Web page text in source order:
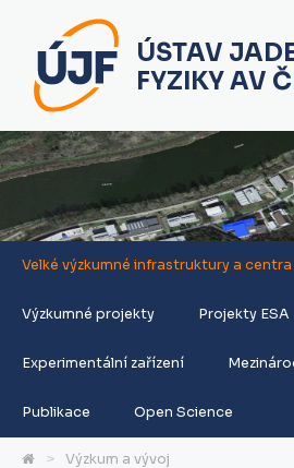
ÚSTAV
FYZIKY AV
Velké výzkumné infrastruktury a centra
Výzkumné projekty Projekty ESA
Experimentální zařízení
Publikace Open Science
Výzkum a vývoj